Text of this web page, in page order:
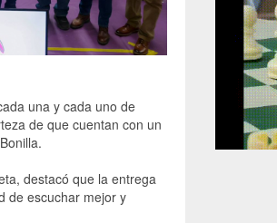
una y cada uno de
de que cuentan con un
destacó que la entrega
de escuchar mejor y